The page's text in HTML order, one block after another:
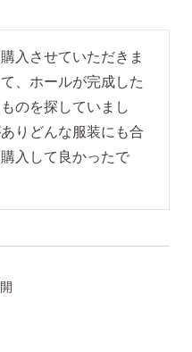
入させていただきま
、ホールが完成した
のを探していまし
りどんな服装にも合
入して良かったで